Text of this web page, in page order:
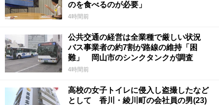
のを食べるのが必要」
4時間前
公共交通の経営は全業種で厳しい状況
バス事業者の約7割が路線の維持「困
難」 岡山市のシンクタンクが調査
4時間前
高校の女子トイレに侵入し盗撮したなど
として 香川・綾川町の会社員の男(23)